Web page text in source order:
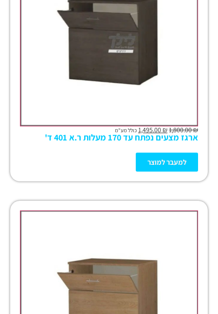
₪
1,800.00
₪ כולל מע"מ
ארגז מצעים נפתח עד 170 מעלות ר.א 401 ד'
למעבר למוצר